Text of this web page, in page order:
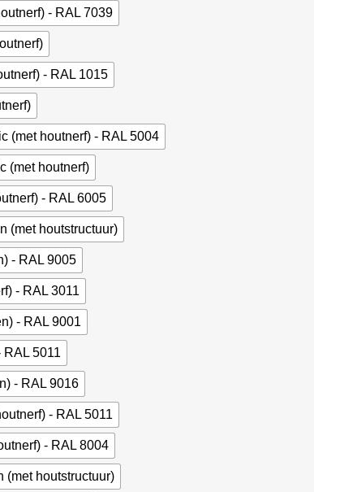
- RAL 7039
- RAL 1015
(met houtnerf) - RAL 5004
(met houtnerf)
- RAL 6005
(met houtstructuur)
- RAL 9005
- RAL 3011
- RAL 9001
RAL 5011
- RAL 9016
- RAL 5011
- RAL 8004
(met houtstructuur)